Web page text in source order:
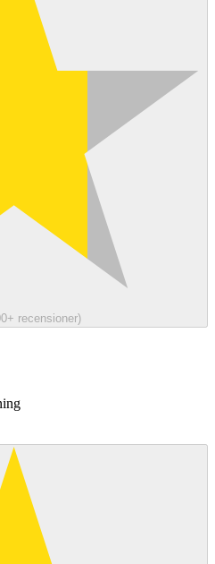
recensioner)